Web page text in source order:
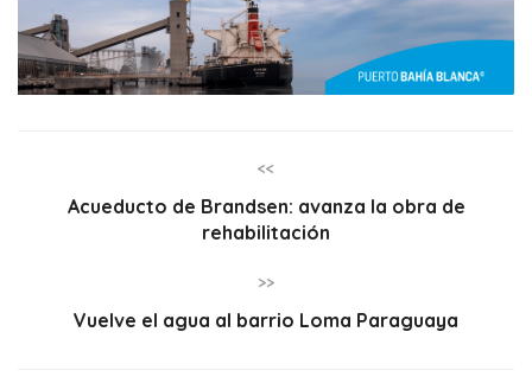
<<
Acueducto de Brandsen: avanza la obra de
rehabilitación
>>
Vuelve el agua al barrio Loma Paraguaya